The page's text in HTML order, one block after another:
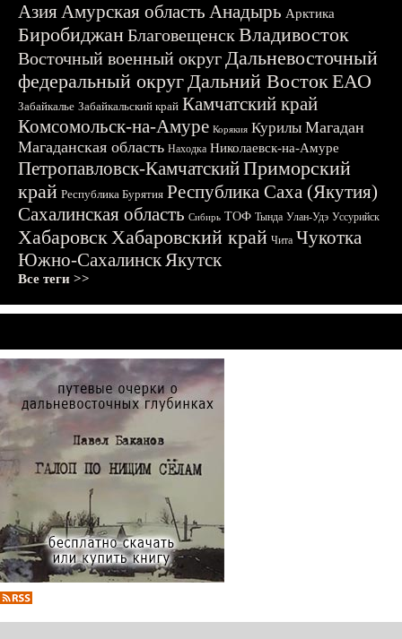
АзияАмурская область Анадырь Арктика
БиробиджанБлаговещенскВладивосток
Восточный военный округДальневосточный
федеральный округДальний ВостокЕАО
Забайкалье Забайкальский край Камчатский край
Комсомольск-на-Амуре Корякия Курилы Магадан
Магаданская область Находка Николаевск-на-Амуре
Петропавловск-КамчатскийПриморский
край Республика Бурятия Республика Саха (Якутия)
Сахалинская область Сибирь ТОФ Тында Улан-Удэ Уссурийск
ХабаровскХабаровский край Чита Чукотка
Южно-СахалинскЯкутск
Все теги >>